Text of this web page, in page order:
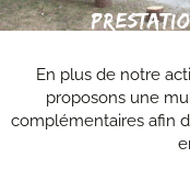
En plus de notre
proposons une
complémentaires afin